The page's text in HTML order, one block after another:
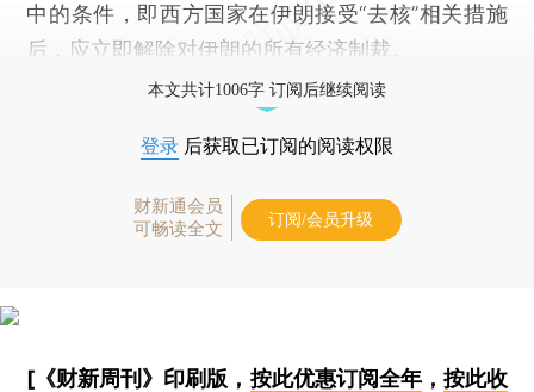
中的条件，即西方国家在伊朗接受“去核”相关措施
后，应立即解除对伊朗的所有经济制裁。
本文共计1006字 订阅后继续阅读
登录 后获取已订阅的阅读权限
财新通会员
可畅读全文
订阅/会员升级
[《财新周刊》印刷版， 按此优惠订阅全年， 按此收